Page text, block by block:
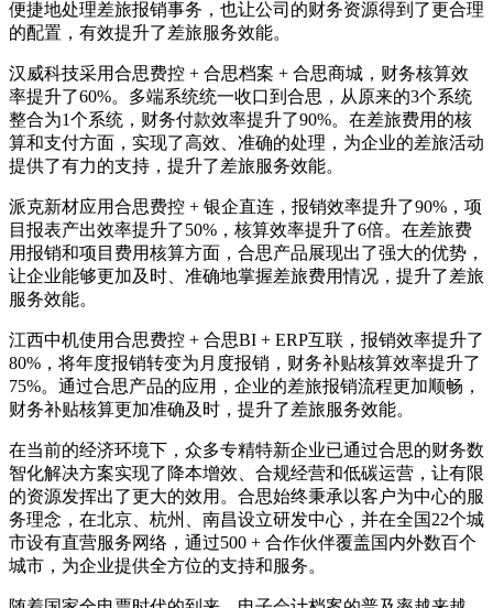
便捷地处理差旅报销事务，也让公司的财务资源得到了更合理
的配置，有效提升了差旅服务效能。
汉威科技采用合思费控 + 合思档案 + 合思商城，财务核算效
率提升了60%。多端系统统一收口到合思，从原来的3个系统
整合为1个系统，财务付款效率提升了90%。在差旅费用的核
算和支付方面，实现了高效、准确的处理，为企业的差旅活动
提供了有力的支持，提升了差旅服务效能。
派克新材应用合思费控 + 银企直连，报销效率提升了90%，项
目报表产出效率提升了50%，核算效率提升了6倍。在差旅费
用报销和项目费用核算方面，合思产品展现出了强大的优势，
让企业能够更加及时、准确地掌握差旅费用情况，提升了差旅
服务效能。
江西中机使用合思费控 + 合思BI + ERP互联，报销效率提升了
80%，将年度报销转变为月度报销，财务补贴核算效率提升了
75%。通过合思产品的应用，企业的差旅报销流程更加顺畅，
财务补贴核算更加准确及时，提升了差旅服务效能。
在当前的经济环境下，众多专精特新企业已通过合思的财务数
智化解决方案实现了降本增效、合规经营和低碳运营，让有限
的资源发挥出了更大的效用。合思始终秉承以客户为中心的服
务理念，在北京、杭州、南昌设立研发中心，并在全国22个城
市设有直营服务网络，通过500 + 合作伙伴覆盖国内外数百个
城市，为企业提供全方位的支持和服务。